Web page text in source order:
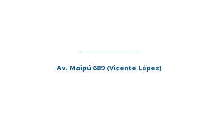
Av. Maipú 689 (Vicente López)